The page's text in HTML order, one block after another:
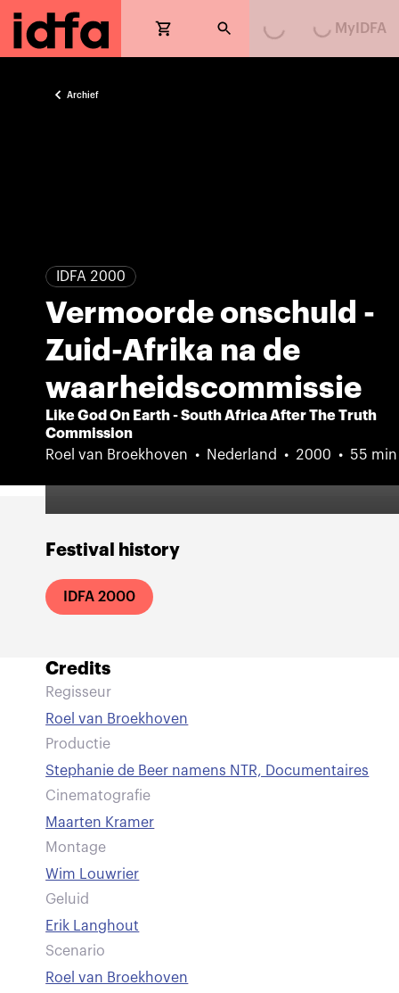
MyIDFA
Archief
IDFA 2000
Vermoorde onschuld -
Zuid-Afrika na de
waarheidscommissie
Like God On Earth - South Africa After The Truth
Commission
Roel van Broekhoven
Nederland 2000 55 min
Festival history
IDFA 2000
Credits
Regisseur
Roel van Broekhoven
Productie
Stephanie de Beer namens NTR, Documentaires
Cinematografie
Maarten Kramer
Montage
Wim Louwrier
Geluid
Erik Langhout
Scenario
Roel van Broekhoven